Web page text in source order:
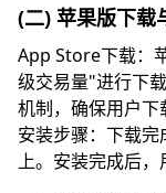
(二) 苹果版下载
App Store下载：
级交易量"进行下
机制，确保用户下
安装步骤：下载
上。安装完成后，